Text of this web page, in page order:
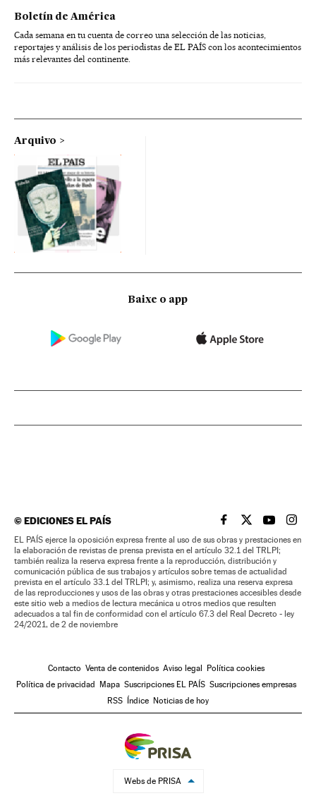
Boletín de América
Cada semana en tu cuenta de correo una selección de las noticias,
reportajes y análisis de los periodistas de EL PAÍS con los acontecimientos
más relevantes del continente.
Arquivo
Baixe o app
©EDICIONES EL PAÍS EL PAÍS BRASIL EN
EL PAÍSEL PAÍS
EL
EL PAÍS ejerce la oposición expresa frente al uso de sus obras y prestaciones en
la elaboración de revistas de prensa prevista en el artículo 32.1 del TRLPI;
también realiza la reserva expresa frente a la reproducción, distribución y
comunicación pública de sus trabajos y artículos sobre temas de actualidad
prevista en el artículo 33.1 del TRLPI; y, asimismo, realiza una reserva expresa
de las reproducciones y usos de las obras y otras prestaciones accesibles desde
este sitio web a medios de lectura mecánica u otros medios que resulten
adecuados a tal fin de conformidad con el artículo 67.3 del Real Decreto - ley
24/2021, de 2 de noviembre
Contacto Venta de contenidos Aviso legal
Política cookies
Política de privacidad
Mapa Suscripciones EL PAÍS Suscripciones empresas
RSS
Índice Noticias de hoy
Webs de PRISA